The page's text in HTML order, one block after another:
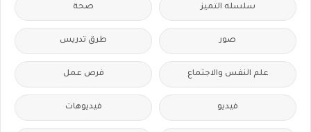
سلسله التميز صحة
صور طرق تدريس
علم النفس والاجتماع فرص عمل
فيديو فيديوهات